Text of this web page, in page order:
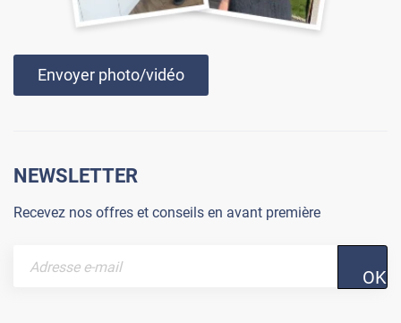
Envoyer photo/vidéo
NEWSLETTER
Recevez nos offres et conseils en avant première
OK